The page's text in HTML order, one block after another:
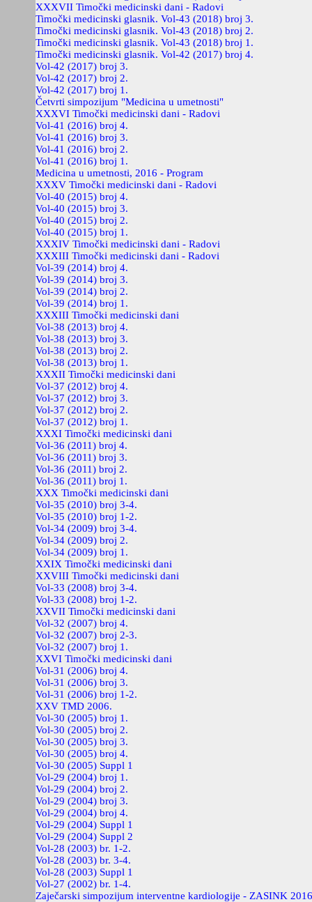
XXXVII Timočki medicinski dani - Radovi
Timočki medicinski glasnik. Vol-43 (2018) broj 3.
Timočki medicinski glasnik. Vol-43 (2018) broj 2.
Timočki medicinski glasnik. Vol-43 (2018) broj 1.
Timočki medicinski glasnik. Vol-42 (2017) broj 4.
Vol-42 (2017) broj 3.
Vol-42 (2017) broj 2.
Vol-42 (2017) broj 1.
Četvrti simpozijum "Medicina u umetnosti"
XXXVI Timočki medicinski dani - Radovi
Vol-41 (2016) broj 4.
Vol-41 (2016) broj 3.
Vol-41 (2016) broj 2.
Vol-41 (2016) broj 1.
Medicina u umetnosti, 2016 - Program
XXXV Timočki medicinski dani - Radovi
Vol-40 (2015) broj 4.
Vol-40 (2015) broj 3.
Vol-40 (2015) broj 2.
Vol-40 (2015) broj 1.
XXXIV Timočki medicinski dani - Radovi
XXXIII Timočki medicinski dani - Radovi
Vol-39 (2014) broj 4.
Vol-39 (2014) broj 3.
Vol-39 (2014) broj 2.
Vol-39 (2014) broj 1.
XXXIII Timočki medicinski dani
Vol-38 (2013) broj 4.
Vol-38 (2013) broj 3.
Vol-38 (2013) broj 2.
Vol-38 (2013) broj 1.
XXXII Timočki medicinski dani
Vol-37 (2012) broj 4.
Vol-37 (2012) broj 3.
Vol-37 (2012) broj 2.
Vol-37 (2012) broj 1.
XXXI Timočki medicinski dani
Vol-36 (2011) broj 4.
Vol-36 (2011) broj 3.
Vol-36 (2011) broj 2.
Vol-36 (2011) broj 1.
XXX Timočki medicinski dani
Vol-35 (2010) broj 3-4.
Vol-35 (2010) broj 1-2.
Vol-34 (2009) broj 3-4.
Vol-34 (2009) broj 2.
Vol-34 (2009) broj 1.
XXIX Timočki medicinski dani
XXVIII Timočki medicinski dani
Vol-33 (2008) broj 3-4.
Vol-33 (2008) broj 1-2.
XXVII Timočki medicinski dani
Vol-32 (2007) broj 4.
Vol-32 (2007) broj 2-3.
Vol-32 (2007) broj 1.
XXVI Timočki medicinski dani
Vol-31 (2006) broj 4.
Vol-31 (2006) broj 3.
Vol-31 (2006) broj 1-2.
XXV TMD 2006.
Vol-30 (2005) broj 1.
Vol-30 (2005) broj 2.
Vol-30 (2005) broj 3.
Vol-30 (2005) broj 4.
Vol-30 (2005) Suppl 1
Vol-29 (2004) broj 1.
Vol-29 (2004) broj 2.
Vol-29 (2004) broj 3.
Vol-29 (2004) broj 4.
Vol-29 (2004) Suppl 1
Vol-29 (2004) Suppl 2
Vol-28 (2003) br. 1-2.
Vol-28 (2003) br. 3-4.
Vol-28 (2003) Suppl 1
Vol-27 (2002) br. 1-4.
Zaječarski simpozijum interventne kardiologije - ZASINK 2016